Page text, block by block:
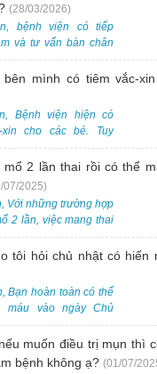
(28/03/2026)
bệnh viện có tiếp
và tư vấn bàn chân
em, bao gồm cả trẻ 5
có thể đưa bé đến
bệnh của bệnh viện
bác sĩ chuyên khoa
Ngoài ra, để thuận
bạn có thể đặt lịch
115. Nếu cần hỗ trợ
liên hệ qua Zalo
Bệnh viện Việt
Điển Uông Bí.
bên mình có tiêm vắc-
Bệnh viện hiện có
xin cho các bé. Tuy
loại vắc-xin thường về
đợt, không phải lúc
có sẵn.
mổ 2 lần thai rồi có thể
07/2025)
Với những trường hợp
2 lần, việc mang thai
có thể thực hiện được.
chúng tôi đã tiếp
trợ nhiều thai phụ có
tự.
tôi hỏi chủ nhật có hiến
Bạn hoàn toàn có thể
máu vào ngày Chủ
muốn điều trị mụn thì
bệnh không ạ? (01/07/